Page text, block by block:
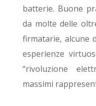
batterie. Buone
da molte delle
firmatarie, alcune
esperienze
“rivoluzione
massimi